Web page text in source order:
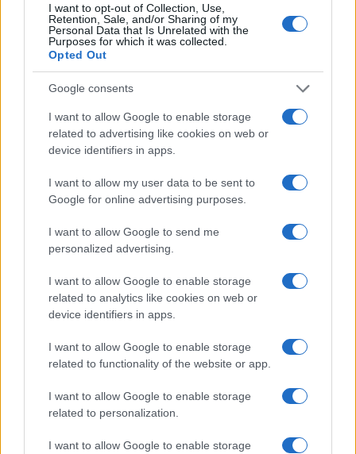
I want to opt-out of Collection, Use,
Retention, Sale, and/or Sharing of my
Personal Data that Is Unrelated with the
Purposes for which it was collected.
Opted Out
Google consents
I want to allow Google to enable storage
related to advertising like cookies on web or
device identifiers in apps.
I want to allow my user data to be sent to
Google for online advertising purposes.
I want to allow Google to send me
personalized advertising.
I want to allow Google to enable storage
related to analytics like cookies on web or
device identifiers in apps.
I want to allow Google to enable storage
related to functionality of the website or app.
I want to allow Google to enable storage
related to personalization.
I want to allow Google to enable storage
Auto prende fuoco sulla strada statale 125 a
Olbia, cosa è successo
Incidente sulla 125 a Olbia, due auto coinvolte:
Auto finisce contro un muretto, un ferito ad
moto: un ferito
Olbia, le previsioni meteo per lunedì 10 agosto
2026